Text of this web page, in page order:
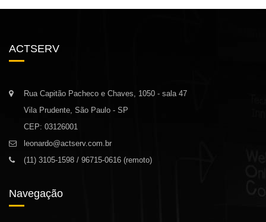
ACTSERV
Rua Capitão Pacheco e Chaves, 1050 - sala 47
Vila Prudente, São Paulo - SP
CEP: 03126001
leonardo@actserv.com.br
(11) 3105-1598 / 96715-0616 (remoto)
Navegação